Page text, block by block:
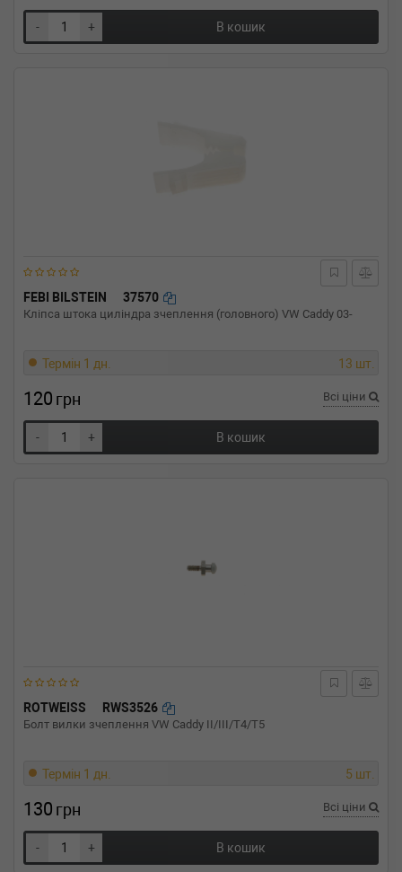
- + В кошик
FEBI BILSTEIN 37570
Кліпса штока циліндра зчеплення (головного) VW Caddy 03-
Термін 1 дн. 13 шт.
120 грн Всі ціни
- + В кошик
ROTWEISS RWS3526
Болт вилки зчеплення VW Caddy II/III/T4/T5
Термін 1 дн. 5 шт.
130 грн Всі ціни
- + В кошик